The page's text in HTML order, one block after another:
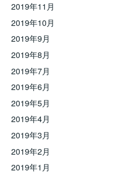
2019年11月
2019年10月
2019年9月
2019年8月
2019年7月
2019年6月
2019年5月
2019年4月
2019年3月
2019年2月
2019年1月